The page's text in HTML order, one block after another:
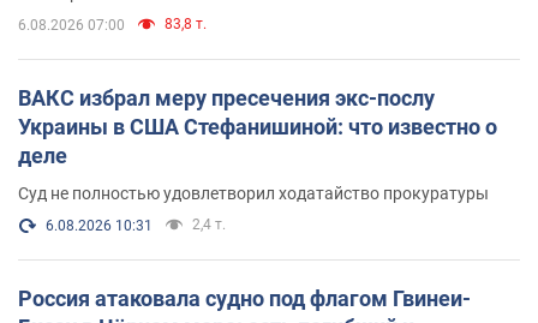
6.08.2026 07:00 83,8 т.
ВАКС избрал меру пресечения экс-послу
Украины в США Стефанишиной: что известно о
деле
Суд не полностью удовлетворил ходатайство прокуратуры
6.08.2026 10:31 2,4 т.
Россия атаковала судно под флагом Гвинеи-